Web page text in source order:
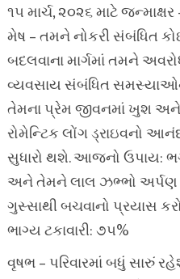
૧૫ માર્ચ, ૨૦૨૬ માટે જન્માક્ષર
મેષ – તમને નોકરી સંબંધિત
બદલવાના માર્ગમાં તમને
વ્યવસાય સંબંધિત
તેમના પ્રેમ જીવનમાં ખુશ
રોમેન્ટિક લોંગ ડ્રાઇવનો
સુધારો થશે. આજનો ઉપાય:
અને તેમને લાલ ઝભ્ભો અર્પણ
ગુસ્સાથી બચવાનો પ્રયાસ
ભાગ્ય ટકાવારી: ૭૫%
વૃષભ – પરિવારમાં બધું સારું